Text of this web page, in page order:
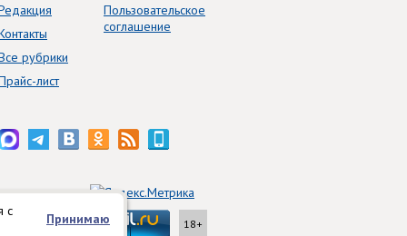
с
Принимаю
рубрики
лист
Пользовательское
соглашение
18+